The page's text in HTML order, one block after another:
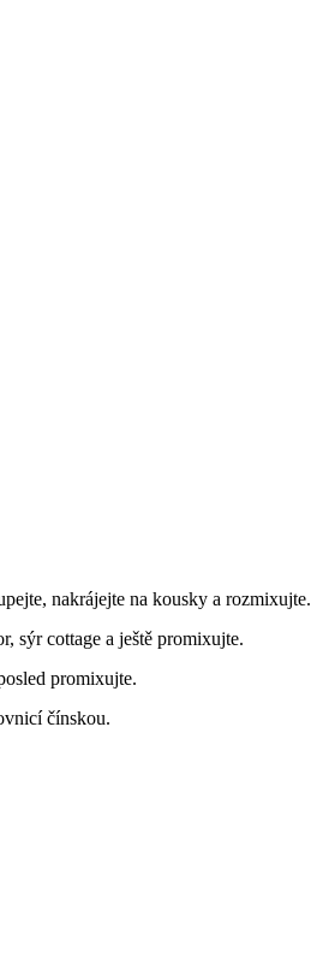
nakrájejte na kousky a rozmixujte.
sýr cottage a ještě promixujte.
promixujte.
čínskou.